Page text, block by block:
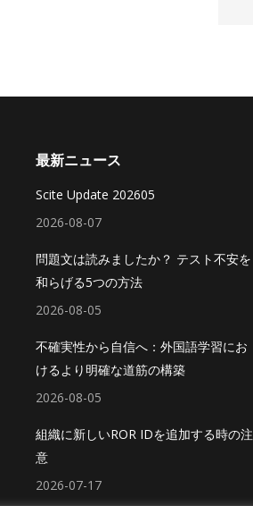
最新ニュース
Scite Update 202605
2026-08-07
問題文は読みましたか？ テスト不安を
和らげる5つの方法
2026-08-05
不確実性から自信へ：外国語学習にお
けるより明確な道筋の構築
2026-08-05
組織に新しいROR IDを追加する時の注
意
2026-07-17